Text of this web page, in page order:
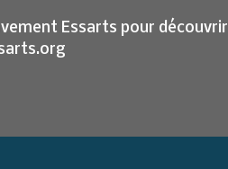
Essarts pour découvrir